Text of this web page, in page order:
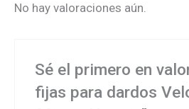
No hay valoraciones aún.
Sé el primero en
fijas para dardos